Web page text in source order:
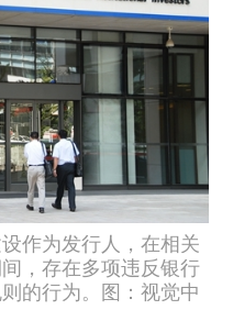
作为发行人，在相关
，存在多项违反银行
的行为。图：视觉中